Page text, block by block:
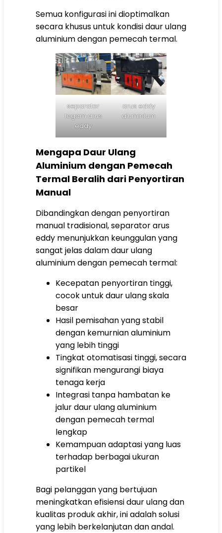
Semua konfigurasi ini dioptimalkan
secara khusus untuk kondisi daur ulang
aluminium dengan pemecah termal.
separator
logam arus
eddy
arus eddy
aluminium
Mengapa Daur Ulang
Aluminium dengan Pemecah
Termal Beralih dari Penyortiran
Manual
Dibandingkan dengan penyortiran
manual tradisional, separator arus
eddy menunjukkan keunggulan yang
sangat jelas dalam daur ulang
aluminium dengan pemecah termal:
Kecepatan penyortiran tinggi,
cocok untuk daur ulang skala
besar
Hasil pemisahan yang stabil
dengan kemurnian aluminium
yang lebih tinggi
Tingkat otomatisasi tinggi, secara
signifikan mengurangi biaya
tenaga kerja
Integrasi tanpa hambatan ke
jalur daur ulang aluminium
dengan pemecah termal
lengkap
Kemampuan adaptasi yang luas
terhadap berbagai ukuran
partikel
Bagi pelanggan yang bertujuan
meningkatkan efisiensi daur ulang dan
kualitas produk akhir, ini adalah solusi
yang lebih berkelanjutan dan andal.